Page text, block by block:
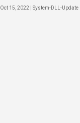
Oct 15, 2022 System-DLL-Update|